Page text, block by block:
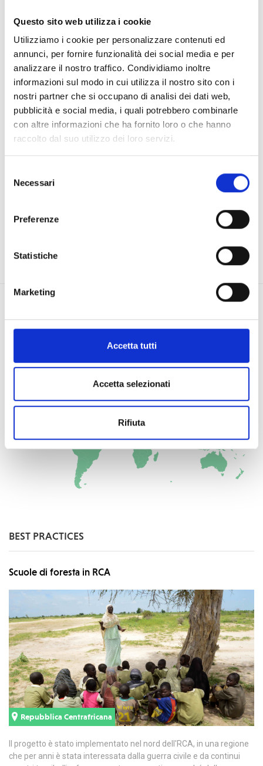
Questo sito web utilizza i cookie
Utilizziamo i cookie per personalizzare contenuti ed
annunci, per fornire funzionalità dei social media e per
analizzare il nostro traffico. Condividiamo inoltre
informazioni sul modo in cui utilizza il nostro sito con i
nostri partner che si occupano di analisi dei dati web,
pubblicità e social media, i quali potrebbero combinarle
con altre informazioni che ha fornito loro o che hanno
raccolto dal suo utilizzo dei loro servizi.
delNecessari
Preferenze
Statistiche
Marketing
Accetta tutti
Accetta selezionati
Rifiuta
competenze necessarie per costruire un futuro più
luminoso.
Nota bene: i dati riportati nella pagina sono relativi
all'ultimo Bilancio Sociale pubblicato.
DOCUMENTI
Giordania
BEST PRACTICES
Scuole di foresta in RCA
Repubblica Centrafricana
II progetto è stato implementato nel nord dell'RCA, in una regione
che per anni è stata interessata dalla guerra civile e da continui